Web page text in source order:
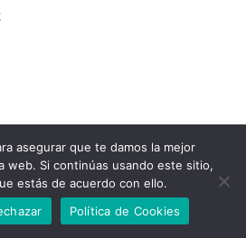
asegurar que te damos la mejor
web. Si continúas usando este sitio,
estás de acuerdo con ello.
Política de Cookies